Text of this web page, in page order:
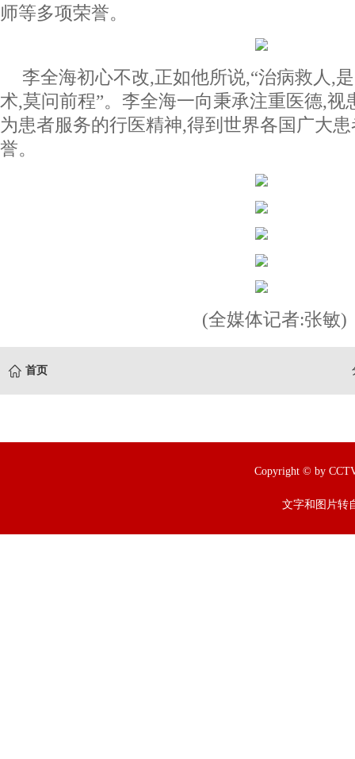
师等多项荣誉。
李全海初心不改,正如他所说,“治病救人,
术,莫问前程”。李全海一向秉承注重医德,视
为患者服务的行医精神,得到世界各国广大
誉。
(全媒体记者:张敏)
首页
Copyright © by
文字和图片转